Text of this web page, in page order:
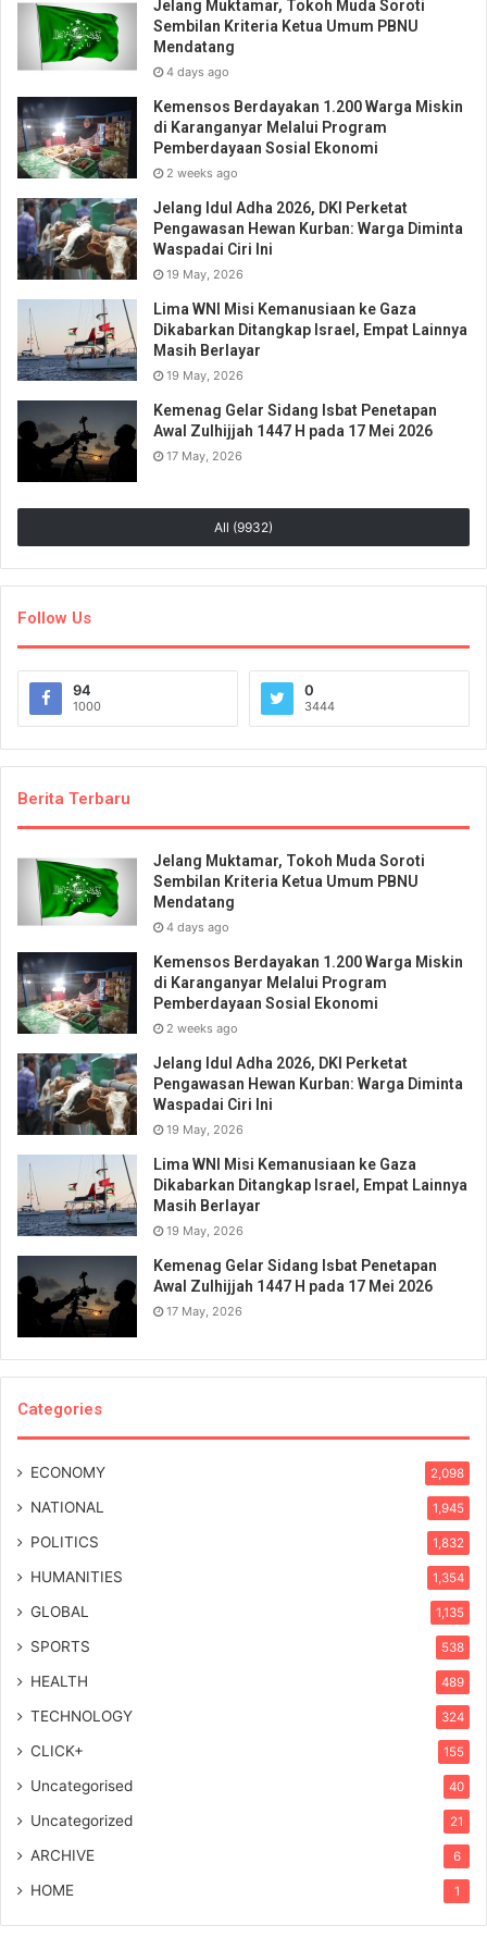
Jelang Muktamar, Tokoh Muda Soroti
Sembilan Kriteria Ketua Umum PBNU
Mendatang
4 days ago
Kemensos Berdayakan 1.200 Warga Miskin
di Karanganyar Melalui Program
Pemberdayaan Sosial Ekonomi
2 weeks ago
Jelang Idul Adha 2026, DKI Perketat
Pengawasan Hewan Kurban: Warga Diminta
Waspadai Ciri Ini
19 May, 2026
Lima WNI Misi Kemanusiaan ke Gaza
Dikabarkan Ditangkap Israel, Empat Lainnya
Masih Berlayar
19 May, 2026
Kemenag Gelar Sidang Isbat Penetapan
Awal Zulhijjah 1447 H pada 17 Mei 2026
17 May, 2026
All (9932)
Follow Us
94
1000
0
3444
Berita Terbaru
Jelang Muktamar, Tokoh Muda Soroti
Sembilan Kriteria Ketua Umum PBNU
Mendatang
4 days ago
Kemensos Berdayakan 1.200 Warga Miskin
di Karanganyar Melalui Program
Pemberdayaan Sosial Ekonomi
2 weeks ago
Jelang Idul Adha 2026, DKI Perketat
Pengawasan Hewan Kurban: Warga Diminta
Waspadai Ciri Ini
19 May, 2026
Lima WNI Misi Kemanusiaan ke Gaza
Dikabarkan Ditangkap Israel, Empat Lainnya
Masih Berlayar
19 May, 2026
Kemenag Gelar Sidang Isbat Penetapan
Awal Zulhijjah 1447 H pada 17 Mei 2026
17 May, 2026
Categories
ECONOMY 2,098
NATIONAL 1,945
POLITICS 1,832
HUMANITIES 1,354
GLOBAL 1,135
SPORTS 538
HEALTH 489
TECHNOLOGY 324
CLICK+ 155
Uncategorised 40
Uncategorized 21
ARCHIVE 6
HOME 1